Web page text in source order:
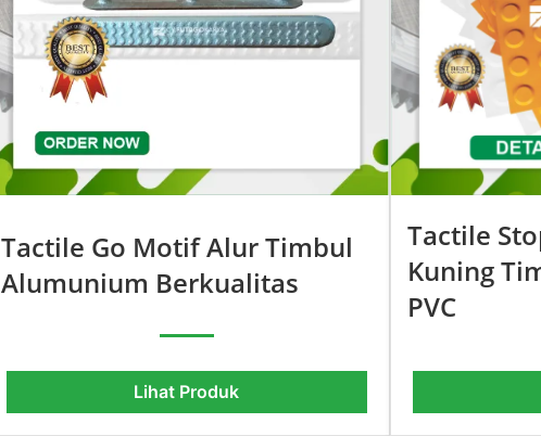
Tactile Go Motif Alur Timbul
Alumunium Berkualitas
Lihat Produk
Tactile
Kuning
PVC